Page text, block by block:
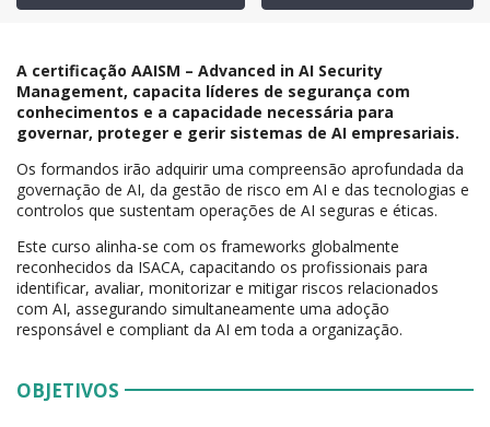
A certificação AAISM – Advanced in AI Security
Management, capacita líderes de segurança com
conhecimentos e a capacidade necessária para
governar, proteger e gerir sistemas de AI empresariais.
Os formandos irão adquirir uma compreensão aprofundada da
governação de AI, da gestão de risco em AI e das tecnologias e
controlos que sustentam operações de AI seguras e éticas.
Este curso alinha-se com os frameworks globalmente
reconhecidos da ISACA, capacitando os profissionais para
identificar, avaliar, monitorizar e mitigar riscos relacionados
com AI, assegurando simultaneamente uma adoção
responsável e compliant da AI em toda a organização.
OBJETIVOS